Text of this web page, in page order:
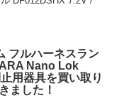
フルハーネスラン
Nano Lok
用器具を買い取り
ました！